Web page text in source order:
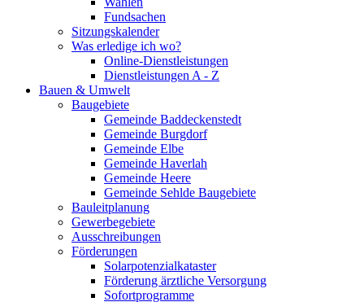
Fundsachen
Sitzungskalender
Was erledige ich wo?
Online-Dienstleistungen
Dienstleistungen A - Z
Bauen & Umwelt
Baugebiete
Gemeinde Baddeckenstedt
Gemeinde Burgdorf
Gemeinde Elbe
Gemeinde Haverlah
Gemeinde Heere
Gemeinde Sehlde Baugebiete
Bauleitplanung
Gewerbegebiete
Ausschreibungen
Förderungen
Solarpotenzialkataster
Förderung ärztliche Versorgung
Sofortprogramme